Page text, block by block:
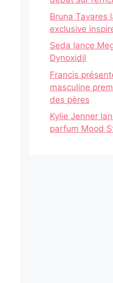
Bruna Tavares
exclusive
Seda lance
Dynoxidil
Francis
masculine
des pères
Kylie Jenner
parfum Mood